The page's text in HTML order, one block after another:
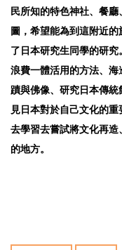
民所知的特色神社、餐
圖，希望能為到這附近
了日本研究生同學的研
浪費一體活用的方法、
蹟與佛像、研究日本傳
見日本對於自己文化的
去學習去嘗試將文化再
的地方。